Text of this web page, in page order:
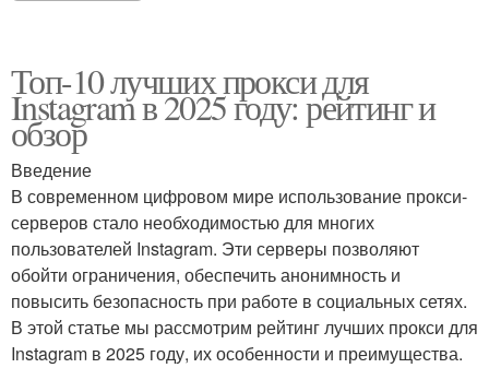
Топ-10 лучших прокси для
Instagram в 2025 году: рейтинг и
обзор
Введение
В современном цифровом мире использование прокси-
серверов стало необходимостью для многих
пользователей Instagram. Эти серверы позволяют
обойти ограничения, обеспечить анонимность и
повысить безопасность при работе в социальных сетях.
В этой статье мы рассмотрим рейтинг лучших прокси для
Instagram в 2025 году, их особенности и преимущества.